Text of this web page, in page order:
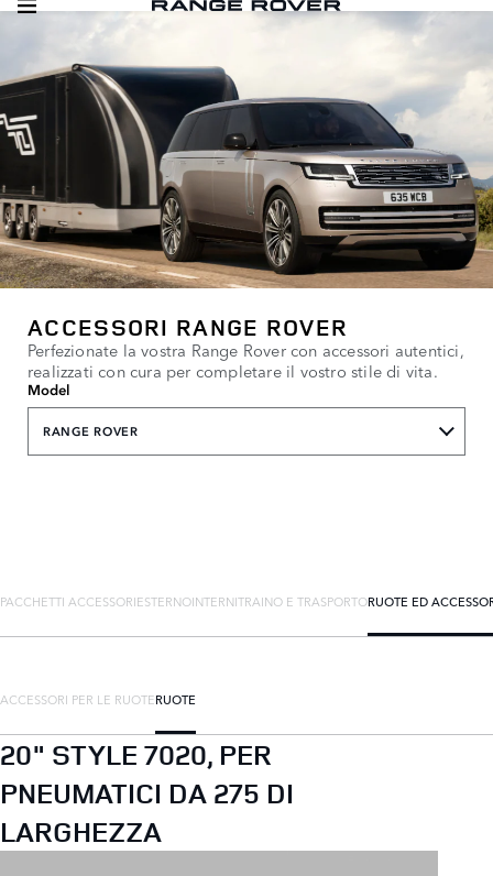
ACCESSORI RANGE ROVER
Perfezionate la vostra Range Rover con accessori autentici,
realizzati con cura per completare il vostro stile di vita.
Model
RANGE ROVER
PACCHETTI ACCESSORIESTERNOINTERNITRAINO E TRASPORTORUOTE ED
ACCESSORI PER LE RUOTERUOTE
20" STYLE 7020, PER
PNEUMATICI DA 275 DI
LARGHEZZA